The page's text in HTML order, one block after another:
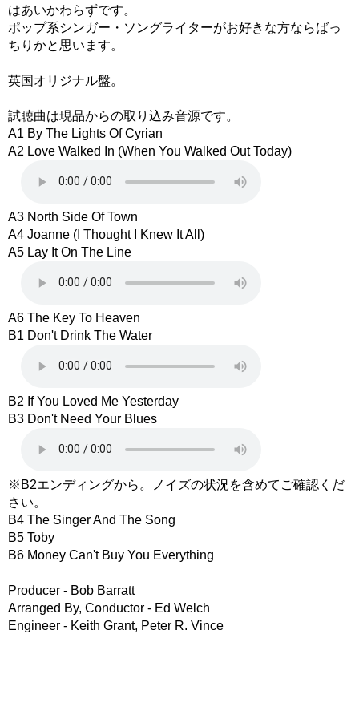
はあいかわらずです。
ポップ系シンガー・ソングライターがお好きな方ならばっ
ちりかと思います。
英国オリジナル盤。
試聴曲は現品からの取り込み音源です。
A1 By The Lights Of Cyrian
A2 Love Walked In (When You Walked Out Today)
A3 North Side Of Town
A4 Joanne (I Thought I Knew It All)
A5 Lay It On The Line
A6 The Key To Heaven
B1 Don't Drink The Water
B2 If You Loved Me Yesterday
B3 Don't Need Your Blues
※B2エンディングから。ノイズの状況を含めてご確認くだ
さい。
B4 The Singer And The Song
B5 Toby
B6 Money Can't Buy You Everything
Producer - Bob Barratt
Arranged By, Conductor - Ed Welch
Engineer - Keith Grant, Peter R. Vince